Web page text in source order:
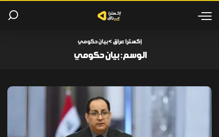
إكسترا عراق >بيان حكومي
الوسم:بيان حكومي